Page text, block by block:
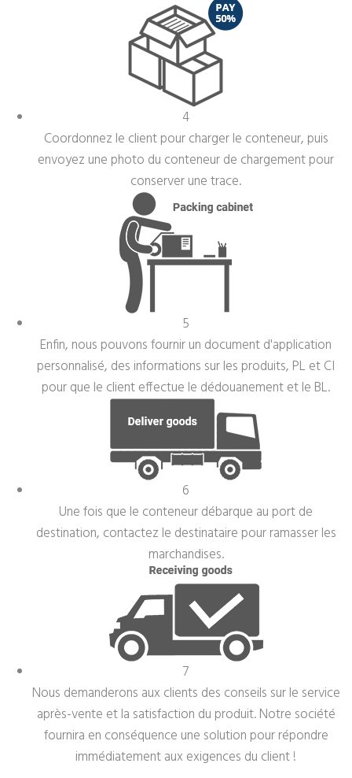
4
Coordonnez le client pour charger le conteneur, puis
envoyez une photo du conteneur de chargement pour
conserver une trace.
5
Enfin, nous pouvons fournir un document d'application
personnalisé, des informations sur les produits, PL et CI
pour que le client effectue le dédouanement et le BL.
6
Une fois que le conteneur débarque au port de
destination, contactez le destinataire pour ramasser les
marchandises.
7
Nous demanderons aux clients des conseils sur le service
après-vente et la satisfaction du produit. Notre société
fournira en conséquence une solution pour répondre
immédiatement aux exigences du client !